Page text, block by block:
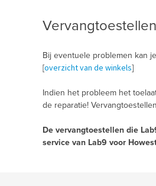
Vervangtoestellen
Bij eventuele problemen kan
[overzicht van de winkels]
Indien het probleem het
de reparatie!
De vervangtoestellen die
service van Lab9 voor